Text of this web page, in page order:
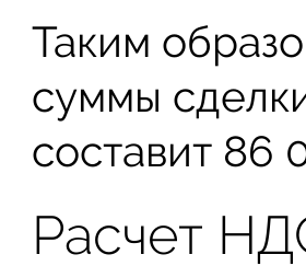
Таким
суммы
составит 86
Расчет